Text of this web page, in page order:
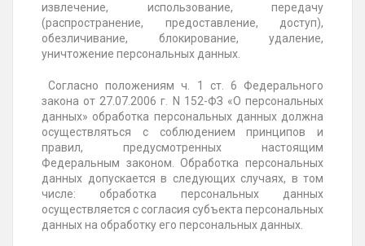
извлечение, использование, передачу
(распространение, предоставление, доступ),
обезличивание, блокирование, удаление,
уничтожение персональных данных.
Согласно положениям ч. 1 ст. 6 Федерального
закона от 27.07.2006 г. N 152-ФЗ «О персональных
данных» обработка персональных данных должна
осуществляться с соблюдением принципов и
правил, предусмотренных настоящим
Федеральным законом. Обработка персональных
данных допускается в следующих случаях, в том
числе: обработка персональных данных
осуществляется с согласия субъекта персональных
данных на обработку его персональных данных.